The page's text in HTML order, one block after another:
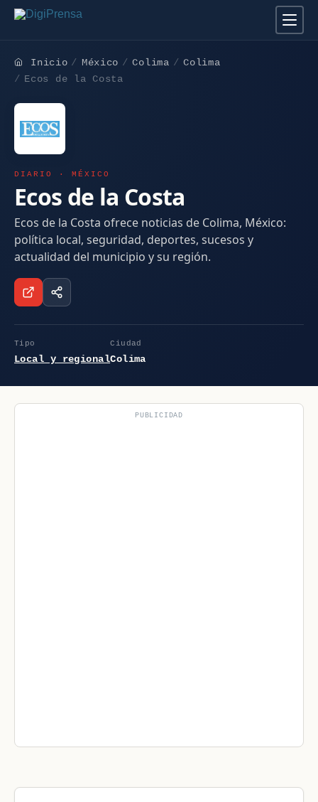
Inicio México Colima
Colima
Ecos de la Costa
DIARIO · MÉXICO
Ecos de la Costa
Ecos de la Costa ofrece noticias de Colima, México:
política local, seguridad, deportes, sucesos y
actualidad del municipio y su región.
Tipo
Local y regional
Ciudad
Colima
PUBLICIDAD